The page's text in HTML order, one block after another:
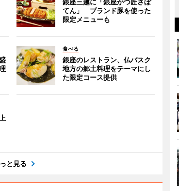
銀座三越に「銀座かつ匠さぼ
てん」 ブランド豚を使った
限定メニューも
食べる
銀座のレストラン、仏バスク
地方の郷土料理をテーマにし
た限定コース提供
と見る